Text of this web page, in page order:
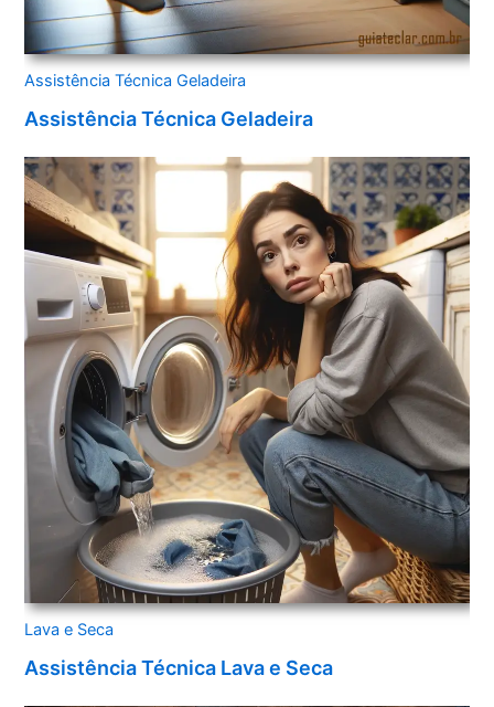
Assistência Técnica Geladeira
Assistência Técnica Geladeira
Lava e Seca
Assistência Técnica Lava e Seca